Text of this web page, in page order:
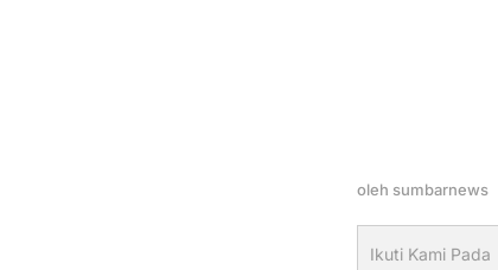
oleh sumbarnews
Ikuti Kami Pada